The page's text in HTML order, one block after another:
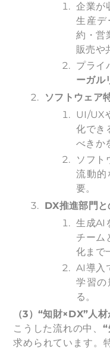
企業が
生産デ
約・営
販売や
プライ
ーガル
ソフトウェア
UI/UX
化でき
べきか
ソフト
流動的
要。
DX推進部門
生成AI
チーム
化まで
AI導入
学習の
る。
（3）“知財×DX”人
こうした流れの中、
求められています。